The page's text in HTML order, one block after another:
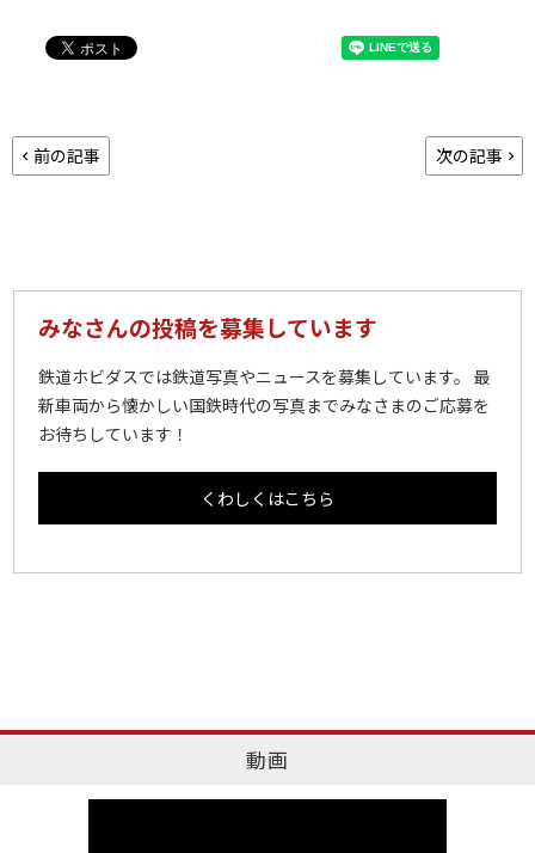
前の記事 次の記事
みなさんの投稿を募集しています
鉄道ホビダスでは鉄道写真やニュースを募集しています。 最
新車両から懐かしい国鉄時代の写真までみなさまのご応募を
お待ちしています！
くわしくはこちら
動画